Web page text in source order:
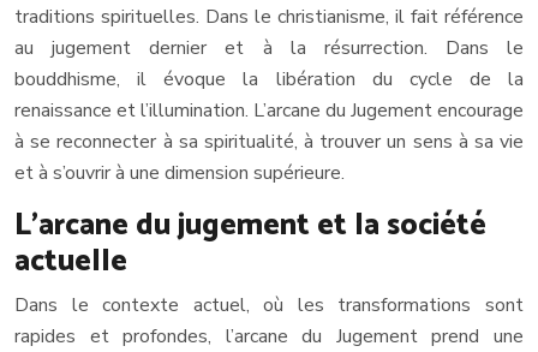
traditions spirituelles. Dans le christianisme, il fait référence
au jugement dernier et à la résurrection. Dans le
bouddhisme, il évoque la libération du cycle de la
renaissance et l’illumination. L’arcane du Jugement encourage
à se reconnecter à sa spiritualité, à trouver un sens à sa vie
et à s’ouvrir à une dimension supérieure.
L’arcane du jugement et la société
actuelle
Dans le contexte actuel, où les transformations sont
rapides et profondes, l’arcane du Jugement prend une